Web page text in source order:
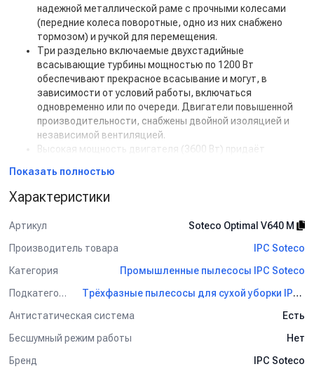
надежной металлической раме с прочными колесами
(передние колеса поворотные, одно из них снабжено
тормозом) и ручкой для перемещения.
Три раздельно включаемые двухстадийные
всасывающие турбины мощностью по 1200 Вт
обеспечивают прекрасное всасывание и могут, в
зависимости от условий работы, включаться
одновременно или по очереди. Двигатели повышенной
производительности, снабжены двойной изоляцией и
независимой вентиляцией.
Высокая мощность двигателя (3600 Вт) придаёт
Система охлаждения двигателя всасывания
Бак из нержавеющей стали, с возможностью
опрокидывания и съёмной верхней частью,
предотвращает возникновение коррозии и
механических повреждений.
повышенной площади с полиэстеровым элементом.
Конический фильтр-вставка в нижний бак для отделения
Металлический сепаратор защищает фильтр от
повреждений.
Пластиковые противоударные колеса, устойчивые к
высоким температурам и химическим веществам.
Показать полностью
Характеристики
Артикул
Soteco Optimal V640 M
Производитель товара
IPC Soteco
Категория
Промышленные пылесосы IPC Soteco
Подкатегория
Трёхфазные пылесосы для сухой уборки IPC Soteco
Антистатическая система
Есть
Бесшумный режим работы
Нет
Бренд
IPC Soteco